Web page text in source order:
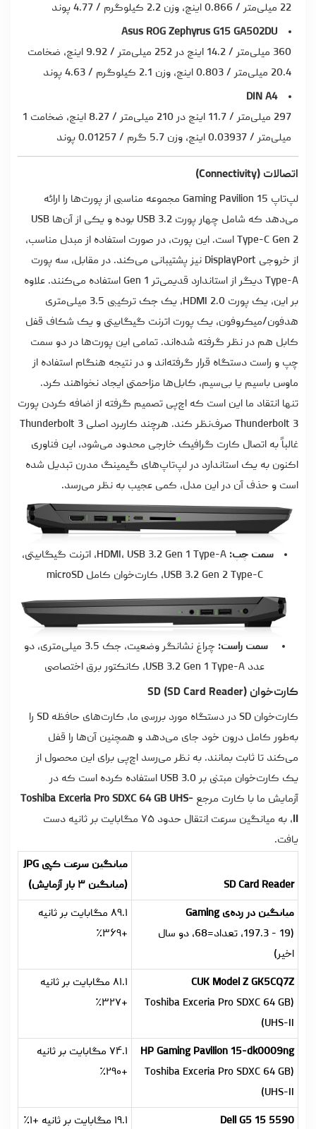
22 میلی‌متر / 0.866 اینچ، وزن 2.2 کیلوگرم / 4.77 پوند
Asus ROG Zephyrus G15 GA502DU
360 میلی‌متر / 14.2 اینچ در 252 میلی‌متر / 9.92 اینچ، ضخامت
20.4 میلی‌متر / 0.803 اینچ، وزن 2.1 کیلوگرم / 4.63 پوند
DIN A4
297 میلی‌متر / 11.7 اینچ در 210 میلی‌متر / 8.27 اینچ، ضخامت 1
میلی‌متر / 0.03937 اینچ، وزن 5.7 گرم / 0.01257 پوند
اتصالات (Connectivity)
لپ‌تاپ Gaming Pavilion 15 مجموعه مناسبی از پورت‌ها را ارائه
می‌دهد که شامل چهار پورت USB 3.2 بوده و یکی از آن‌ها USB
Type-C Gen 2 است. این پورت، در صورت استفاده از مبدل مناسب،
از خروجی DisplayPort نیز پشتیبانی می‌کند. در مقابل، سه پورت
Type-A دیگر از استاندارد قدیمی‌تر Gen 1 استفاده می‌کنند. علاوه
بر این، یک پورت HDMI 2.0، یک جک ترکیبی 3.5 میلی‌متری
هدفون/میکروفون، یک پورت اترنت گیگابیتی و یک شکاف قفل
کابل هم در نظر گرفته شده‌اند. تمامی این پورت‌ها در دو سمت
چپ و راست دستگاه قرار گرفته‌اند و در نتیجه هنگام استفاده از
ماوس باسیم یا بی‌سیم، کابل‌ها مزاحمتی ایجاد نخواهند کرد.
تنها انتقاد ما این است که اچ‌پی تصمیم گرفته از اضافه کردن پورت
Thunderbolt 3 صرف‌نظر کند. هرچند کاربرد اصلی Thunderbolt 3
غالباً به اتصال کارت گرافیک خارجی محدود می‌شود، این فناوری
اکنون به یک استاندارد در لپ‌تاپ‌های گیمینگ مدرن تبدیل شده
است و حذف آن در این مدل، کمی عجیب به نظر می‌رسد.
سمت چپ:
HDMI، USB 3.2 Gen 1 Type-A، اترنت گیگابیتی،
USB 3.2 Gen 2 Type-C، کارت‌خوان کامل microSD
سمت راست:
چراغ نشانگر وضعیت، جک 3.5 میلی‌متری، دو
عدد USB 3.2 Gen 1 Type-A، کانکتور برق اختصاصی
کارت‌خوان SD (SD Card Reader)
کارت‌خوان SD در دستگاه مورد بررسی ما، کارت‌های حافظه SD را
به‌طور کامل درون خود جای می‌دهد و همچنین آن‌ها را قفل
می‌کند تا ثابت بمانند. به نظر می‌رسد اچ‌پی برای این محصول از
یک کارت‌خوان مبتنی بر USB 3.0 استفاده کرده است که در
آزمایش ما با کارت مرجع Toshiba Exceria Pro SDXC 64 GB UHS-
II
، به میانگین سرعت انتقال حدود ۷۵ مگابایت بر ثانیه دست
یافت.
SD Card Reader
میانگین سرعت کپی JPG
(میانگین ۳ بار آزمایش)
میانگین در رده‌ی Gaming
(19 - 197.3، تعداد=68، دو سال
اخیر)
۸۹.۱ مگابایت بر ثانیه
+۳۶۹٪
CUK Model Z GK5CQ7Z
(Toshiba Exceria Pro SDXC 64 GB
UHS-II)
۸۱.۱ مگابایت بر ثانیه
+۳۲۷٪
HP Gaming Pavilion 15-dk0009ng
(Toshiba Exceria Pro SDXC 64 GB
UHS-II)
۷۴.۱ مگابایت بر ثانیه
+۲۹۰٪
Dell G5 15 5590
۱۹.۱ مگابایت بر ثانیه +۱٪